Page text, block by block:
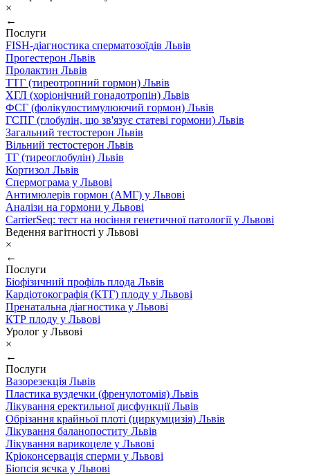
×
←
Послуги
FISH-діагностика сперматозоїдів Львів
Прогестерон Львів
Пролактин Львів
ТТГ (тиреотропний гормон) Львів
ХГЛ (хоріонічний гонадотропін) Львів
ФСГ (фолікулостимулюючий гормон) Львів
ГСПГ (глобулін, що зв'язує статеві гормони) Львів
Загальний тестостерон Львів
Вільний тестостерон Львів
ТГ (тиреоглобулін) Львів
Кортизол Львів
Спермограма у Львові
Антимюлерів гормон (АМГ) у Львові
Аналізи на гормони у Львові
CarrierSeq: тест на носіння генетичної патології у Львові
Ведення вагітності у Львові
×
←
Послуги
Біофізичний профіль плода Львів
Кардіотокографія (КТГ) плоду у Львові
Пренатальна діагностика у Львові
КТР плоду у Львові
Уролог у Львові
×
←
Послуги
Вазорезекція Львів
Пластика вуздечки (френулотомія) Львів
Лікування еректильної дисфункції Львів
Обрізання крайньої плоті (циркумцизія) Львів
Лікування баланопоститу Львів
Лікування варикоцеле у Львові
Кріоконсервація сперми у Львові
Біопсія яєчка у Львові